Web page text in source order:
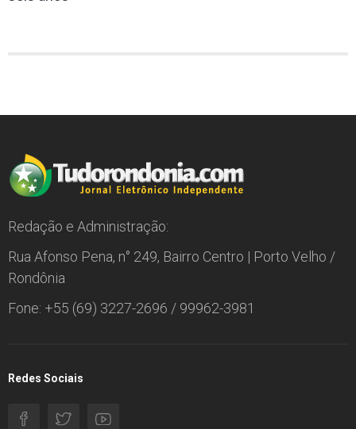
Redação e Administração:
Rua Afonso Pena, n° 249, Bairro Centro | Porto Velho /
Rondônia
Fone: +55 (69) 3227-2696 / 99962-3981
Redes Sociais